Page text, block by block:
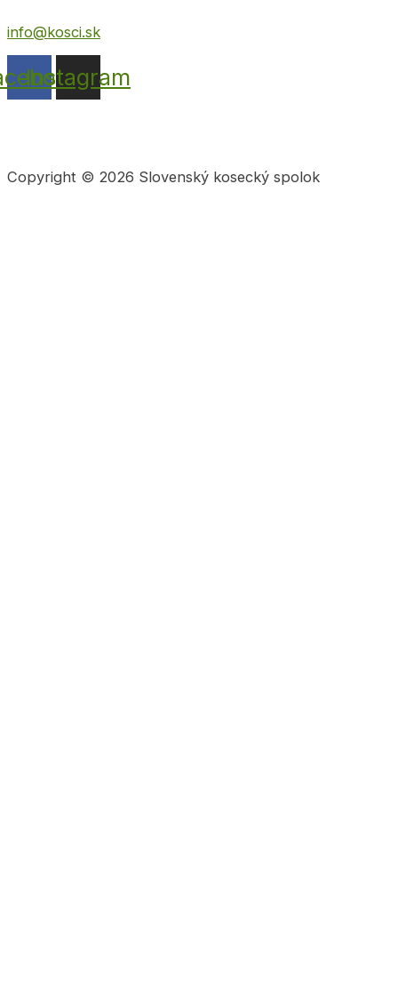
info@kosci.sk
Instagram
Copyright © 2026 Slovenský kosecký spolok